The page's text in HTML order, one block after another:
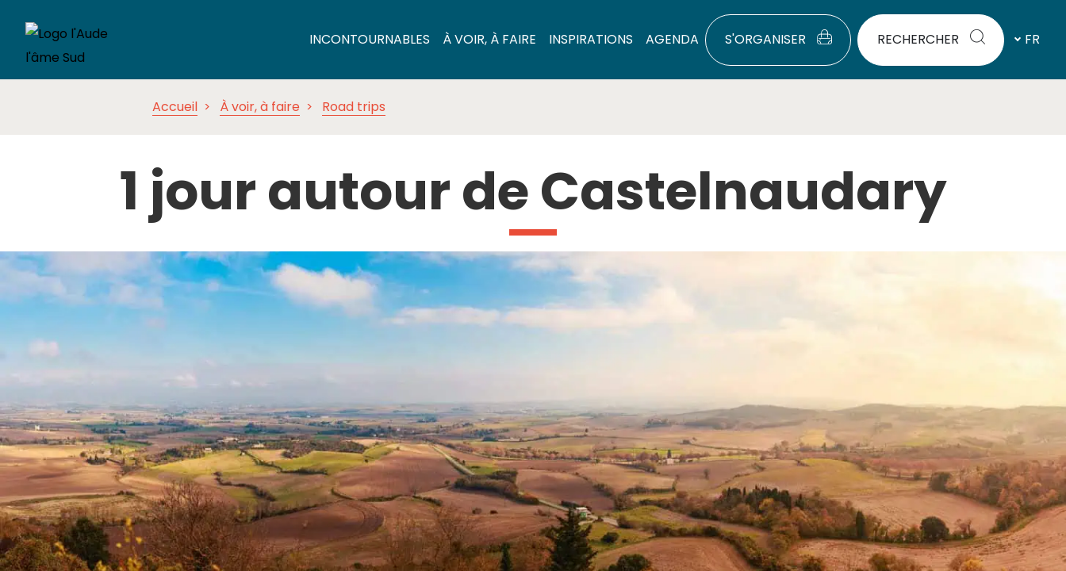
INCONTOURNABLES À VOIR, À FAIRE INSPIRATIONS AGENDA S'ORGANISER RECHERCHER FR
Accueil À voir, à faire Road trips
1 jour autour de Castelnaudary